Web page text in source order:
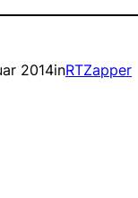
2014inRTZapper